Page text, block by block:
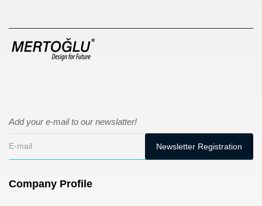
Add your e-mail to our newslatter!
Company Profile